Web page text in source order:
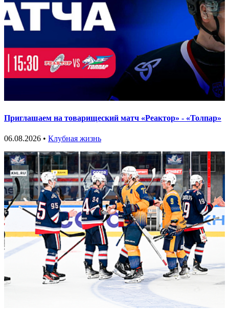
Приглашаем на товарищеский матч «Реактор» - «Толпар»
06.08.2026 • Клубная жизнь